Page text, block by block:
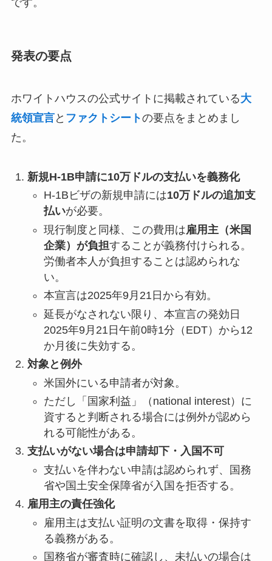
です。
発表の要点
ホワイトハウスの公式サイトに掲載されている大
統領宣言と ファクトシートの要点をまとめまし
た。
新規H-1B申請に10万ドルの支払いを義務化
H-1Bビザの新規申請には10万ドルの追加支
払いが必要。
現行制度と同様、この費用は雇用主（米国
企業）が負担することが義務付けられる。
労働者本人が負担することは認められな
い。
本宣言は2025年9月21日から有効。
延長がなされない限り、本宣言の発効日
2025年9月21日午前0時1分（EDT）から12
か月後に失効する。
対象と例外
米国外にいる申請者が対象。
ただし「国家利益」（national interest）に
資すると判断される場合には例外が認めら
れる可能性がある。
支払いがない場合は申請却下・入国不可
支払いを伴わない申請は認められず、国務
省や国土安全保障省が入国を拒否する。
雇用主の責任強化
雇用主は支払い証明の文書を取得・保持す
る義務がある。
国務省が審査時に確認し、未払いの場合は